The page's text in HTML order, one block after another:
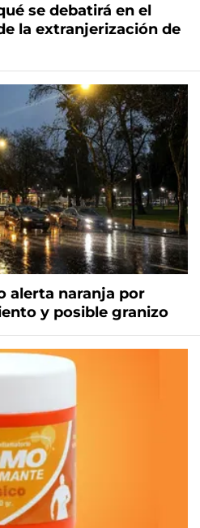
se debatirá en el
la extranjerización de
alerta naranja por
y posible granizo